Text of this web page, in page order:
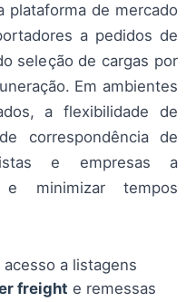
plataforma de mercado
a pedidos de
seleção de cargas por
Em ambientes
a flexibilidade de
correspondência de
e empresas a
e minimizar tempos
acesso a listagens
freight e remessas